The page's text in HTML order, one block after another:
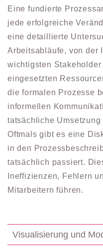
Eine fundierte
jede erfolgreiche
eine detaillierte
Arbeitsabläufe, von der
wichtigsten
eingesetzten
die formalen Prozesse
informellen
tatsächliche
Oftmals gibt es eine
in den
tatsächlich passiert.
Ineffizienzen, Fehlern
Mitarbeitern führen.
Visualisierung und